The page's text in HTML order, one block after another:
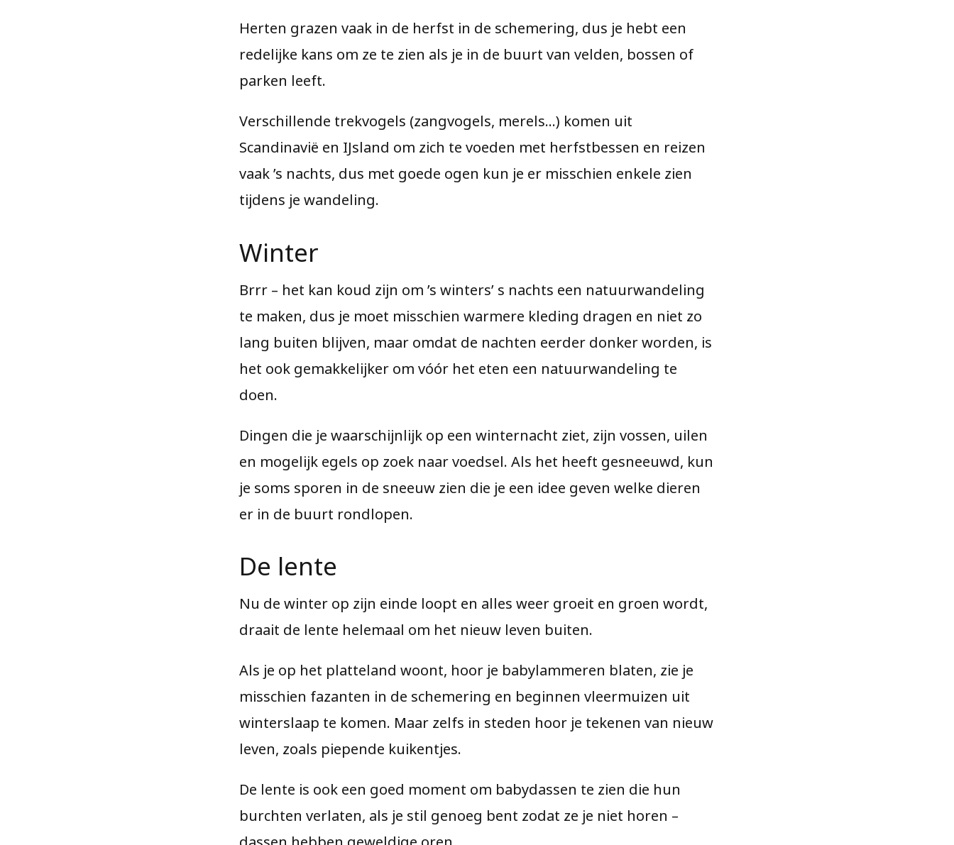
Herten grazen vaak in de herfst in de schemering, dus je hebt een
redelijke kans om ze te zien als je in de buurt van velden, bossen of
parken leeft.
Verschillende trekvogels (zangvogels, merels…) komen uit
Scandinavië en IJsland om zich te voeden met herfstbessen en reizen
vaak ’s nachts, dus met goede ogen kun je er misschien enkele zien
tijdens je wandeling.
Winter
Brrr – het kan koud zijn om ’s winters’ s nachts een natuurwandeling
te maken, dus je moet misschien warmere kleding dragen en niet zo
lang buiten blijven, maar omdat de nachten eerder donker worden, is
het ook gemakkelijker om vóór het eten een natuurwandeling te
doen.
Dingen die je waarschijnlijk op een winternacht ziet, zijn vossen, uilen
en mogelijk egels op zoek naar voedsel. Als het heeft gesneeuwd, kun
je soms sporen in de sneeuw zien die je een idee geven welke dieren
er in de buurt rondlopen.
De lente
Nu de winter op zijn einde loopt en alles weer groeit en groen wordt,
draait de lente helemaal om het nieuw leven buiten.
Als je op het platteland woont, hoor je babylammeren blaten, zie je
misschien fazanten in de schemering en beginnen vleermuizen uit
winterslaap te komen. Maar zelfs in steden hoor je tekenen van nieuw
leven, zoals piepende kuikentjes.
De lente is ook een goed moment om babydassen te zien die hun
burchten verlaten, als je stil genoeg bent zodat ze je niet horen –